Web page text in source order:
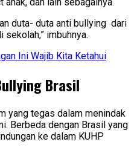
duta- duta anti bullying dari
sekolah,” imbuhnya.
Ini Wajib Kita Ketahui
Brasil
yang tegas dalam menindak
Berbeda dengan Brasil yang
ke dalam KUHP